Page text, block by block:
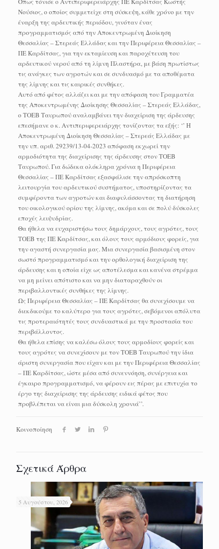
Νούσιος, ο οποίος συμμετείχε στη σύσκεψη, κάθε χρόνο με την
έναρξη της αρδευτικής περιόδου, γινόταν ένας
προγραμματισμός από την Αποκεντρωμένη Διοίκηση
Θεσσαλίας – Στερεάς Ελλάδας και την Περιφέρεια Θεσσαλίας –
ΠΕ Καρδίτσας, για την εκταμίευση και παροχέτευση του
αρδευτικού νερού από τη λίμνη Πλαστήρα, με βάση πρωτίστως
τις ανάγκες των αγροτών και σε συνδυασμό με τα αποθέματα
της λίμνης και τις καιρικές συνθήκες.
Αυτό από φέτος αλλάζει και με την απόφαση του Γραμματέα
της Αποκεντρωμένης Διοίκησης Θεσσαλίας – Στερεάς Ελλάδας,
ο ΤΟΕΒ Ταυρωπού αναλαμβάνει την διαχείριση της άρδευσης
επεσήμανε ο κ. Αντιπεριφερειάρχης τονίζοντας τα εξής: ‘’ Η
Αποκεντρωμένη Διοίκηση Θεσσαλίας – Στερεάς Ελλάδας με
την υπ. αριθ. 29239/13-04-2023 απόφαση εκχωρεί την
αρμοδιότητα της διαχείρισης της άρδευσης στον ΤΟΕΒ
Ταυρωπού. Για δώδεκα ολόκληρα χρόνια η Περιφέρεια
Θεσσαλίας – ΠΕ Καρδίτσας εξασφάλισε την απρόσκοπτη
λειτουργία του αρδευτικού συστήματος, υποστηρίζοντας τα
συμφέροντα των αγροτών και διαφυλάσσοντας τη διατήρηση
του οικολογικού ορίου της λίμνης, ακόμα και σε πολύ δύσκολες
εποχές λειψυδρίας.
Θα ήθελα να ευχαριστήσω τους δημάρχους, τους αγρότες, τους
ΤΟΕΒ της ΠΕ Καρδίτσας, και όλους τους αρμόδιους φορείς, για
την αγαστή συνεργασία μας. Μια συνεργασία βασισμένη στον
σωστό προγραμματισμό και την ορθολογική διαχείριση της
άρδευσης και η οποία είχε ως αποτέλεσμα και κανένα στρέμμα
να μη μείνει απότιστο και να μην διαταραχθούν οι
περιβαλλοντικές συνθήκες της λίμνης.
Ως Περιφέρεια Θεσσαλίας – ΠΕ Καρδίτσας θα συνεχίσουμε να
διεκδικούμε το καλύτερο για τους αγρότες, σεβόμενοι απόλυτα
τις προτεραιότητές τους συνδυαστικά με την προστασία του
περιβάλλοντος.
Θα ήθελα επίσης να καλέσω όλους τους αρμοδίους φορείς και
τους αγρότες να συνεχίσουν με τον ΤΟΕΒ Ταυρωπού την ίδια
άριστη συνεργασία που είχαν και με την Περιφέρεια Θεσσαλίας
– ΠΕ Καρδίτσας, ώστε μέσα από συνεννόηση, συνέργεια και
έγκαιρο προγραμματισμό, να φέρουν εις πέρας με επιτυχία το
έργο της διαχείρισης της άρδευσης ειδικά φέτος που
προβλέπεται να είναι μια δύσκολη χρονιά’’.
Κοινοποίηση
Σχετικά Άρθρα
5 Αυγούστου, 2026